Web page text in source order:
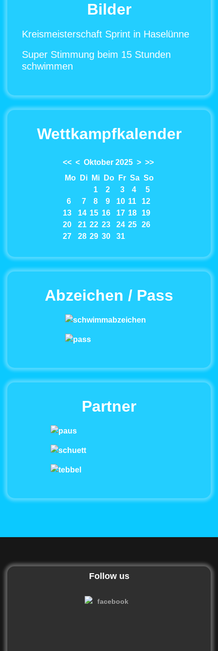
Bilder
Kreismeisterschaft Sprint in Haselünne
Super Stimmung beim 15 Stunden
schwimmen
Wettkampfkalender
<< < Oktober 2025 > >>
Mo
Di Mi Do Fr Sa So
1
2 3 4
5
6
7 8 9 10 11
12
13
14 15 16 17 18
19
20
21 22 23 24 25
26
27
28 29 30 31
Abzeichen / Pass
Partner
Follow us